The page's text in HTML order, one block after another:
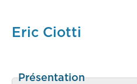
Eric Ciotti
Présentation